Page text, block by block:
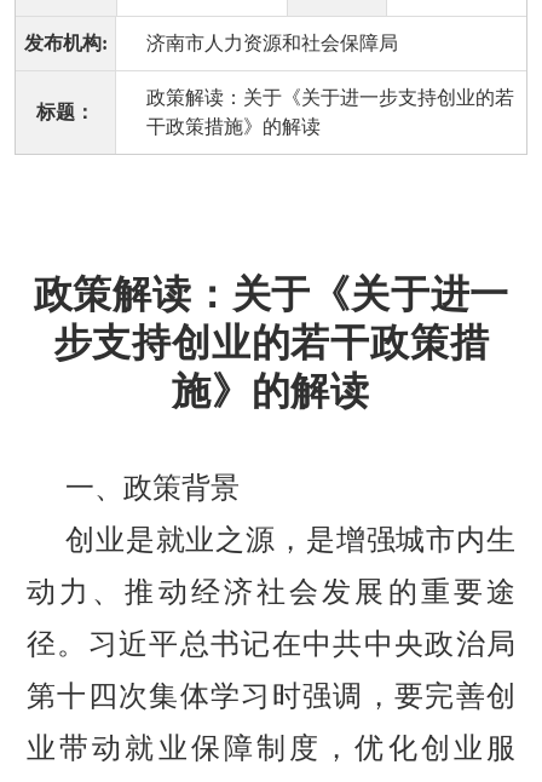
发布机构: 济南市人力资源和社会保障局
标题：
政策解读：关于《关于进一步支持创业的若
干政策措施》的解读
政策解读：关于《关于进一
步支持创业的若干政策措
施》的解读
一、 政策背景
创业是就业之源，是增强城市内生
动力、推动经济社会发展的重要途
径。习近平总书记在中共中央政治局
第十四次集体学习时强调，要完善创
业带动就业保障制度，优化创业服